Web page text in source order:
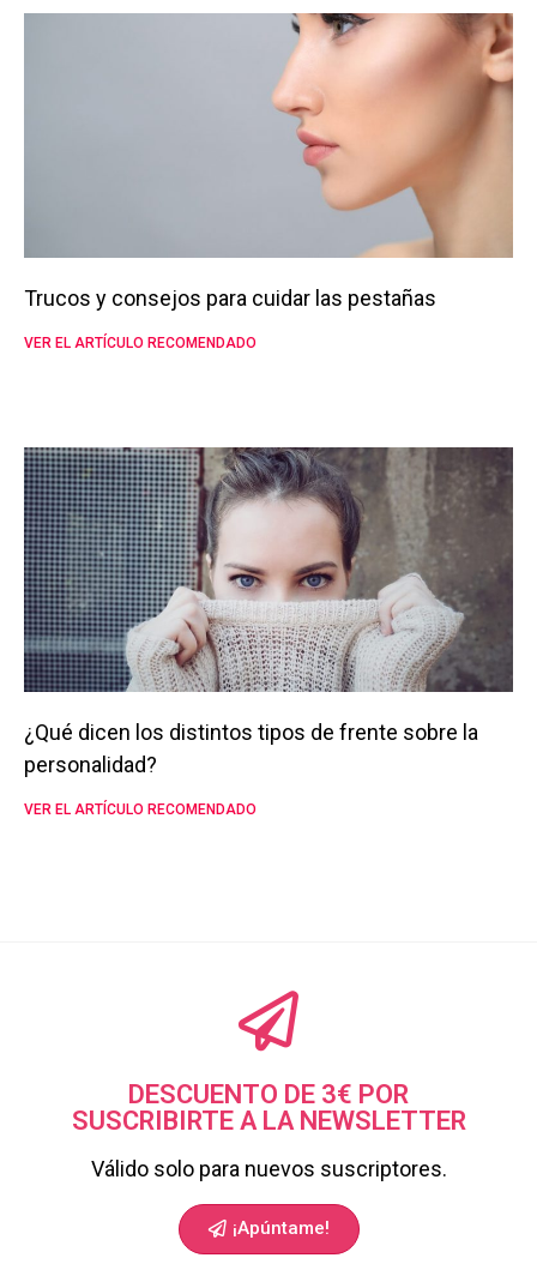
Trucos y consejos para cuidar las pestañas
VER EL ARTÍCULO RECOMENDADO
¿Qué dicen los distintos tipos de frente sobre la
personalidad?
VER EL ARTÍCULO RECOMENDADO
DESCUENTO DE 3€ POR
SUSCRIBIRTE A LA NEWSLETTER
Válido solo para nuevos suscriptores.
¡Apúntame!